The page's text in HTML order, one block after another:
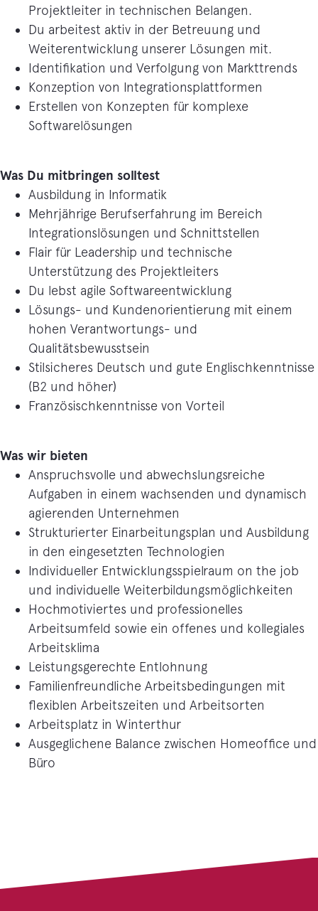
Projektleiter in technischen Belangen.
Du arbeitest aktiv in der Betreuung und
Weiterentwicklung unserer Lösungen mit.
Identifikation und Verfolgung von Markttrends
Konzeption von Integrationsplattformen
Erstellen von Konzepten für komplexe
Softwarelösungen
Was Du mitbringen solltest
Ausbildung in Informatik
Mehrjährige Berufserfahrung im Bereich
Integrationslösungen und Schnittstellen
Flair für Leadership und technische
Unterstützung des Projektleiters
Du lebst agile Softwareentwicklung
Lösungs- und Kundenorientierung mit einem
hohen Verantwortungs- und
Qualitätsbewusstsein
Stilsicheres Deutsch und gute Englischkenntnisse
(B2 und höher)
Französischkenntnisse von Vorteil
Was wir bieten
Anspruchsvolle und abwechslungsreiche
Aufgaben in einem wachsenden und dynamisch
agierenden Unternehmen
Strukturierter Einarbeitungsplan und Ausbildung
in den eingesetzten Technologien
Individueller Entwicklungsspielraum on the job
und individuelle Weiterbildungsmöglichkeiten
Hochmotiviertes und professionelles
Arbeitsumfeld sowie ein offenes und kollegiales
Arbeitsklima
Leistungsgerechte Entlohnung
Familienfreundliche Arbeitsbedingungen mit
flexiblen Arbeitszeiten und Arbeitsorten
Arbeitsplatz in Winterthur
Ausgeglichene Balance zwischen Homeoffice und
Büro